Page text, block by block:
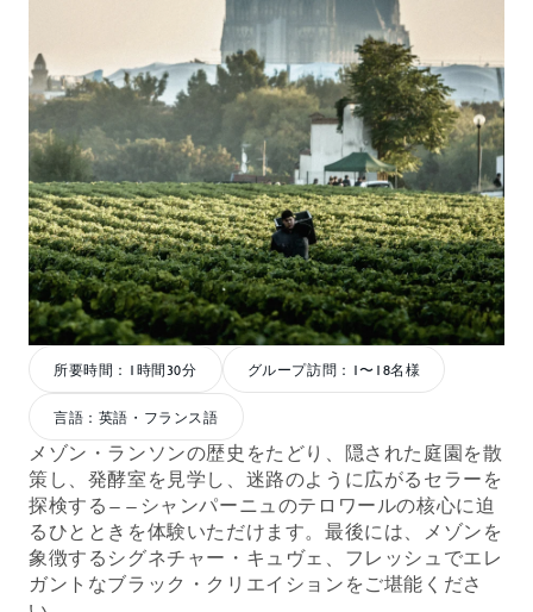
所要時間：1時間30分 グループ訪問：1〜18名様
言語：英語・フランス語
メゾン・ランソンの歴史をたどり、隠された庭園を散
策し、発酵室を見学し、迷路のように広がるセラーを
探検する――シャンパーニュのテロワールの核心に迫
るひとときを体験いただけます。最後には、メゾンを
象徴するシグネチャー・キュヴェ、フレッシュでエレ
ガントなブラック・クリエイションをご堪能くださ